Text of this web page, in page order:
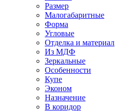
Размер
Малогабаритные
Форма
Угловые
Отделка и материал
Из МДФ
Зеркальные
Особенности
Купе
Эконом
Назначение
В коридор